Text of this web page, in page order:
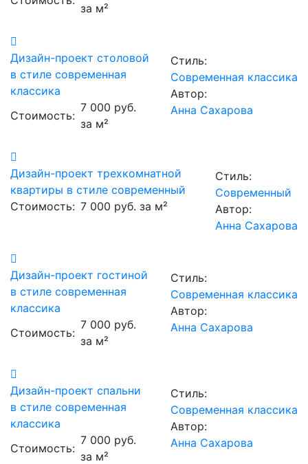
за м²
Дизайн-проект столовой
в стиле современная
классика
Стоимость:
7 000 руб.
за м²
Стиль:
Современная классика
Автор:
Анна Сахарова
Дизайн-проект трехкомнатной
квартиры в стиле современный
Стоимость: 7 000 руб. за м²
Стиль:
Современный
Автор:
Анна Сахарова
Дизайн-проект гостиной
в стиле современная
классика
Стоимость:
7 000 руб.
за м²
Стиль:
Современная классика
Автор:
Анна Сахарова
Дизайн-проект спальни
в стиле современная
классика
Стоимость:
7 000 руб.
за м²
Стиль:
Современная классика
Автор:
Анна Сахарова